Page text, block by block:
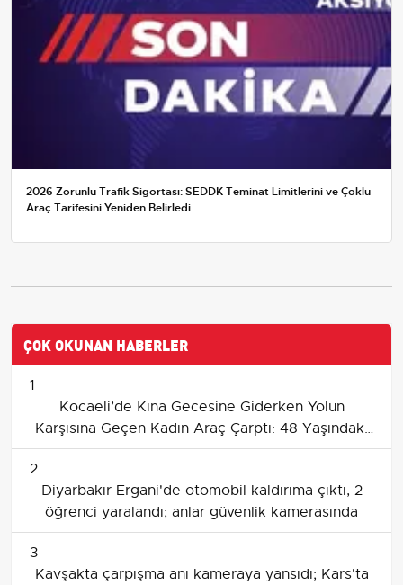
2026 Zorunlu Trafik Sigortası: SEDDK Teminat Limitlerini ve Çoklu
Araç Tarifesini Yeniden Belirledi
ÇOK OKUNAN HABERLER
1
Kocaeli’de Kına Gecesine Giderken Yolun
Karşısına Geçen Kadın Araç Çarptı: 48 Yaşındaki
Feride Üzmez Yaşamını Yitirdi
2
Diyarbakır Ergani'de otomobil kaldırıma çıktı, 2
öğrenci yaralandı; anlar güvenlik kamerasında
3
Kavşakta çarpışma anı kameraya yansıdı; Kars'ta